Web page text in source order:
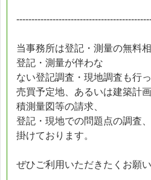
当事務所は登記・測量の無料
登記・測量が伴わな
ない登記調査・現地調査も行
売買予定地、あるいは建築計
積測量図等の請求、
登記・現地での問題点の調査
掛けております。
ぜひご利用いただきたくお願い